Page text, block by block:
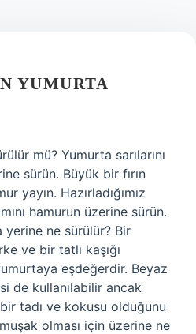
YUMURTA
mü? Yumurta sarılarını
sürün. Büyük bir fırın
yayın. Hazırladığımız
hamurun üzerine sürün.
ne sürülür? Bir
ve bir tatlı kaşığı
eşdeğerdir. Beyaz
de kullanılabilir ancak
tadı ve kokusu olduğunu
olması için üzerine ne